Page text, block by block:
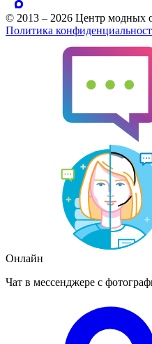
© 2013 – 2026 Центр модных
Политика
Онлайн
Чат в мессенджере с